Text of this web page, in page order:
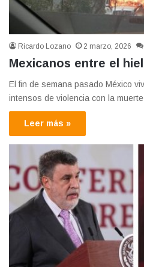
Ricardo Lozano 2 marzo, 2026
Mexicanos entre el
El fin de semana pasado México
intensos de violencia con la
Leer más »